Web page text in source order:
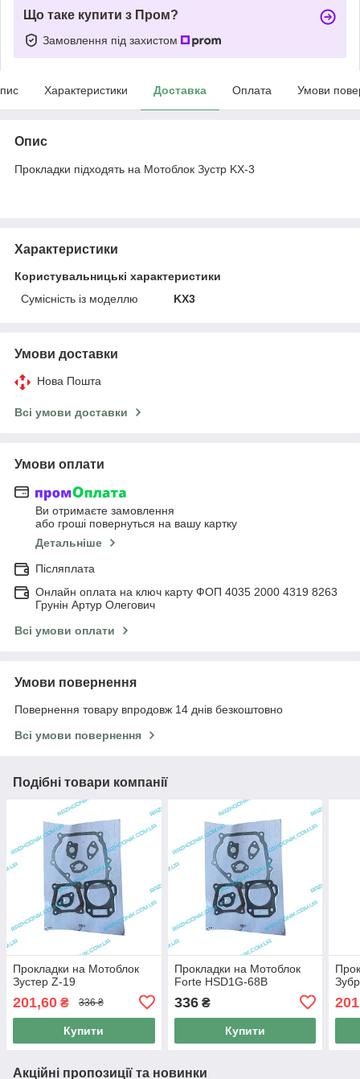
Що таке купити з Пром?
Замовлення під захистом
Характеристики Доставка Оплата Умови
Опис
Прокладки підходять на Мотоблок Зустр KX-3
Характеристики
Користувальницькі характеристики
Сумісність із моделлю
KX3
Умови доставки
Нова Пошта
Всі умови доставки
Умови оплати
Ви отримаєте замовлення
або гроші повернуться на вашу картку
Детальніше
Післяплата
Онлайн оплата на ключ карту ФОП 4035 2000 4319 8263
Грунін Артур Олегович
Всі умови оплати
Умови повернення
Повернення товару впродовж 14 днів безкоштовно
Всі умови повернення
Подібні товари компанії
Прокладки на Мотоблок
Зустер Z-19
201,60 ₴ 336 ₴
Купити
Прокладки на Мотоблок
Forte HSD1G-68B
336₴
Купити
Акційні пропозиції та новинки